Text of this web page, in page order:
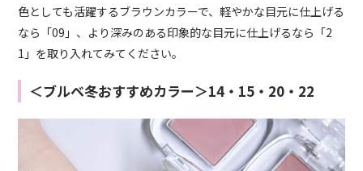
色としても活躍するブラウンカラーで、軽やかな目元に仕上げる
なら「09」、より深みのある印象的な目元に仕上げるなら「2
1」を取り入れてみてください。
＜ブルベ冬おすすめカラー＞14・15・20・22